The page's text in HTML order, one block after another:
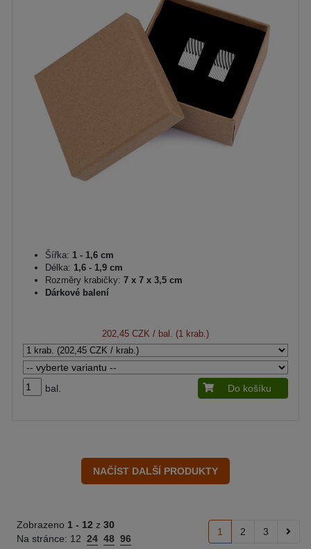
Šířka: 1 - 1,6 cm
Délka: 1,6 - 1,9 cm
Rozměry krabičky: 7 x 7 x 3,5 cm
Dárkové balení
202,45 CZK / bal. (1 krab.)
bal. Do košíku
Zobrazeno 1 - 12 z 30
Na stránce: 12 24 48 96
1 2 3